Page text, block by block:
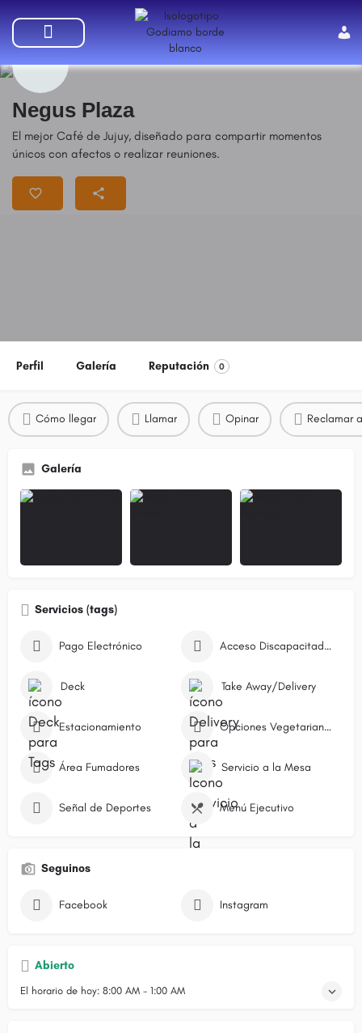
Negus Plaza
El mejor Café de Jujuy, diseñado para compartir momentos
únicos con afectos o realizar reuniones.
Perfil Galería Reputación 0
Cómo llegar Llamar Opinar Reclamar
Galería
Servicios (tags)
Pago Electrónico Acceso Discapacitados
Deck Take Away/Delivery
Estacionamiento Opciones Vegetarianas
Área Fumadores Servicio a la Mesa
Señal de Deportes Menú Ejecutivo
Seguinos
Facebook Instagram
Abierto
El horario de hoy: 8:00 AM - 1:00 AM